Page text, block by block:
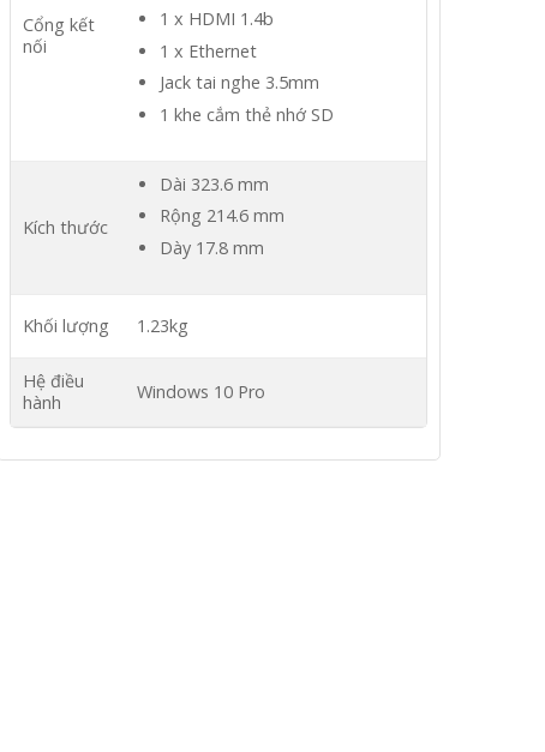
Cổng kết
nối
1 x HDMI 1.4b
1 x Ethernet
Jack tai nghe 3.5mm
1 khe cắm thẻ nhớ SD
Kích thước
Dài 323.6 mm
Rộng 214.6 mm
Dày 17.8 mm
Khối lượng 1.23kg
Hệ điều
hành
Windows 10 Pro